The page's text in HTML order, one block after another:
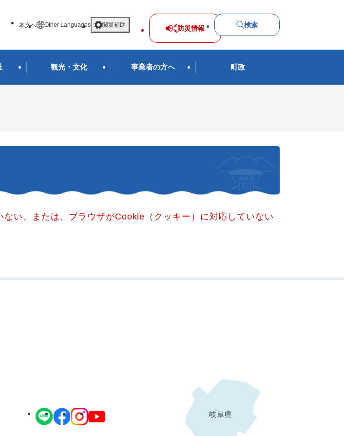
本文へ Other Languages 閲覧補助 防災情報 検索
観光・文化 事業者の方へ 町政
い、または、ブラウザがCookie（クッキー）に対応していない